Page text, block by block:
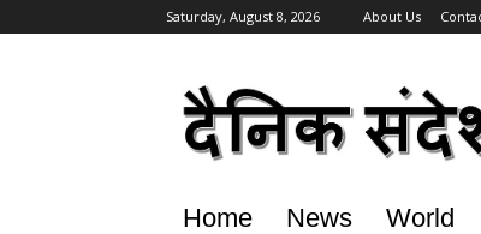
Saturday, August 8, 2026 About Us
Home News World